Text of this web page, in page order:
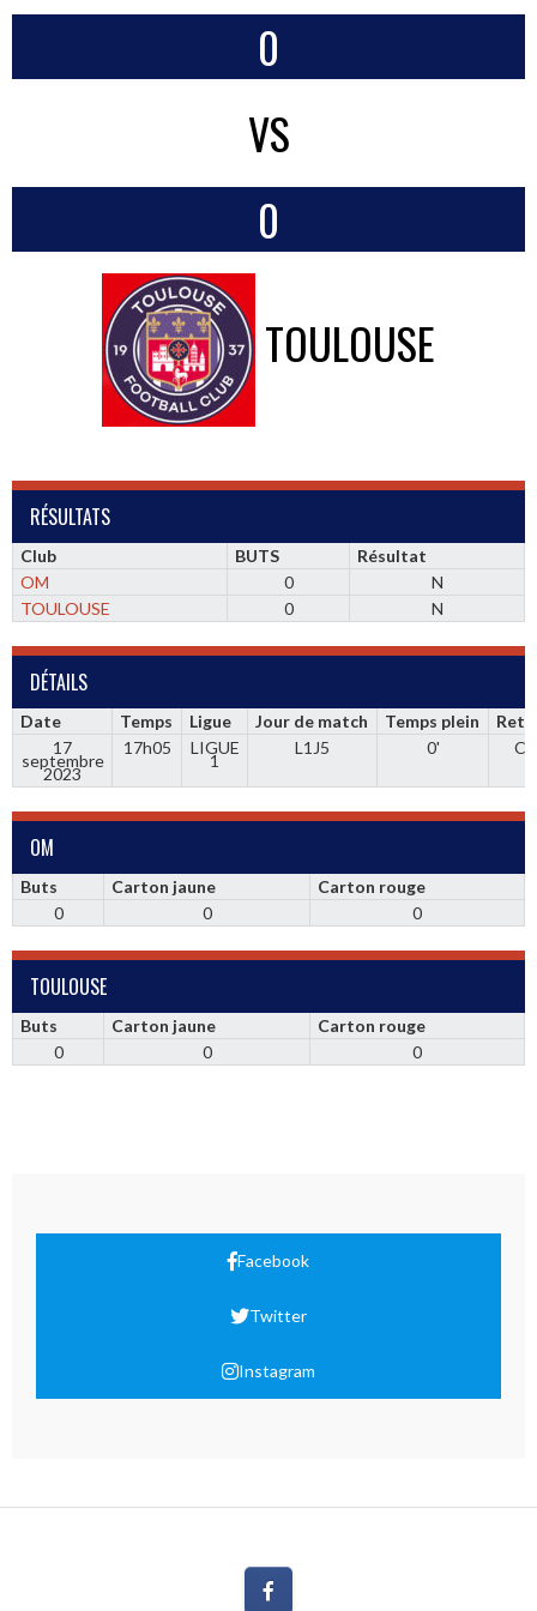
0
VS
0
TOULOUSE
RÉSULTATS
Club BUTS
Résultat
OM
0
N
TOULOUSE
0 N
DÉTAILS
Date Temps Ligue Jour de match Temps plein
17
septembre
2023
17h05 LIGUE
1
L1J5 0'
OM
Buts Carton jaune
Carton rouge
0
0 0
TOULOUSE
Buts Carton jaune
Carton rouge
0
0 0
Facebook
Twitter
Instagram